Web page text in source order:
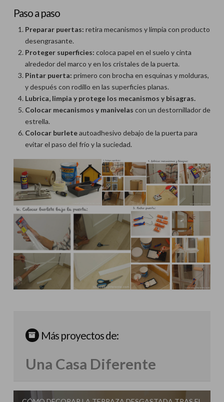
Paso a paso
Preparar puertas: retira mecanismos y limpia con producto
desengrasante.
Proteger superficies: coloca papel en el suelo y cinta
alrededor del marco y en los cristales de la puerta.
Pintar puerta: primero con brocha en esquinas y molduras,
y después con rodillo en las superficies planas.
Lubrica, limpia y protege los mecanismos y bisagras.
Colocar mecanismos y manivelas con un destornillador de
estrella.
Colocar burleteautoadhesivo debajo de la puerta para
evitar el paso del frío y la suciedad.
Más proyectos de:
Una Casa Diferente